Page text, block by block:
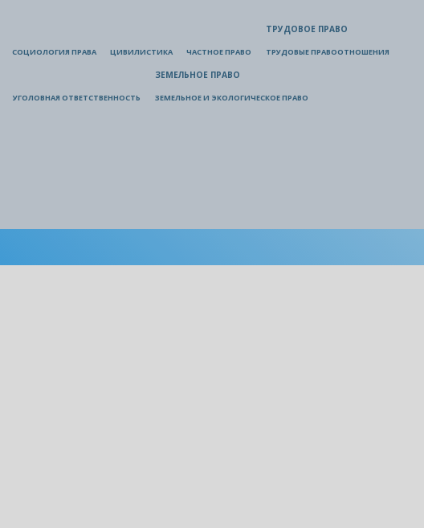
СОЦИОЛОГИЯ ПРАВА ЦИВИЛИСТИКА ЧАСТНОЕ ПРАВО
ТРУДОВОЕ ПРАВО
ТРУДОВЫЕ ПРАВООТНОШЕНИЯ
УГОЛОВНАЯ ОТВЕТСТВЕННОСТЬ
ЗЕМЕЛЬНОЕ ПРАВО
ЗЕМЕЛЬНОЕ И ЭКОЛОГИЧЕСКОЕ ПРАВО